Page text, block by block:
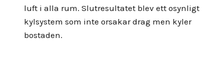
luft i alla rum. Slutresultatet blev ett osynligt
kylsystem som inte orsakar drag men kyler
bostaden.